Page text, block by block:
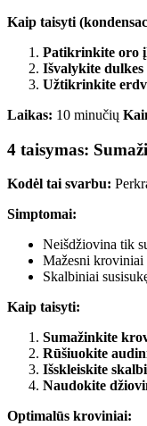
Kaip taisyti
Patikrinkite oro
Išvalykite dulkes
Užtikrinkite
Laikas: 10 minučių
4 taisymas:
Kodėl tai svarbu:
Simptomai:
Neišdžiovina tik
Mažesni kroviniai
Skalbiniai
Kaip taisyti:
Sumažinkite
Rūšiuokite
Išskleiskite
Naudokite
Optimalūs kroviniai: